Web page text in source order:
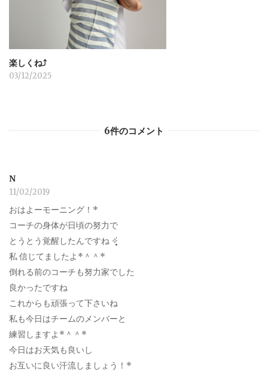
楽しくね⤴︎
03/12/2025
6件のコメント
N
11/02/2019
おはよーモーニング！*
コーチの身体が日頃の努力で
とうとう覚醒したんですね ✧̣̥̇
私 信じてましたよ*＾＾*
倒れる前のコーチも努力家でした
良かったですね
これからも頑張って下さいね
私も今日はチームのメンバーと
練習しますよ*＾＾*
今日はお天気も良いし
お互いに良い汗流しましょう！*